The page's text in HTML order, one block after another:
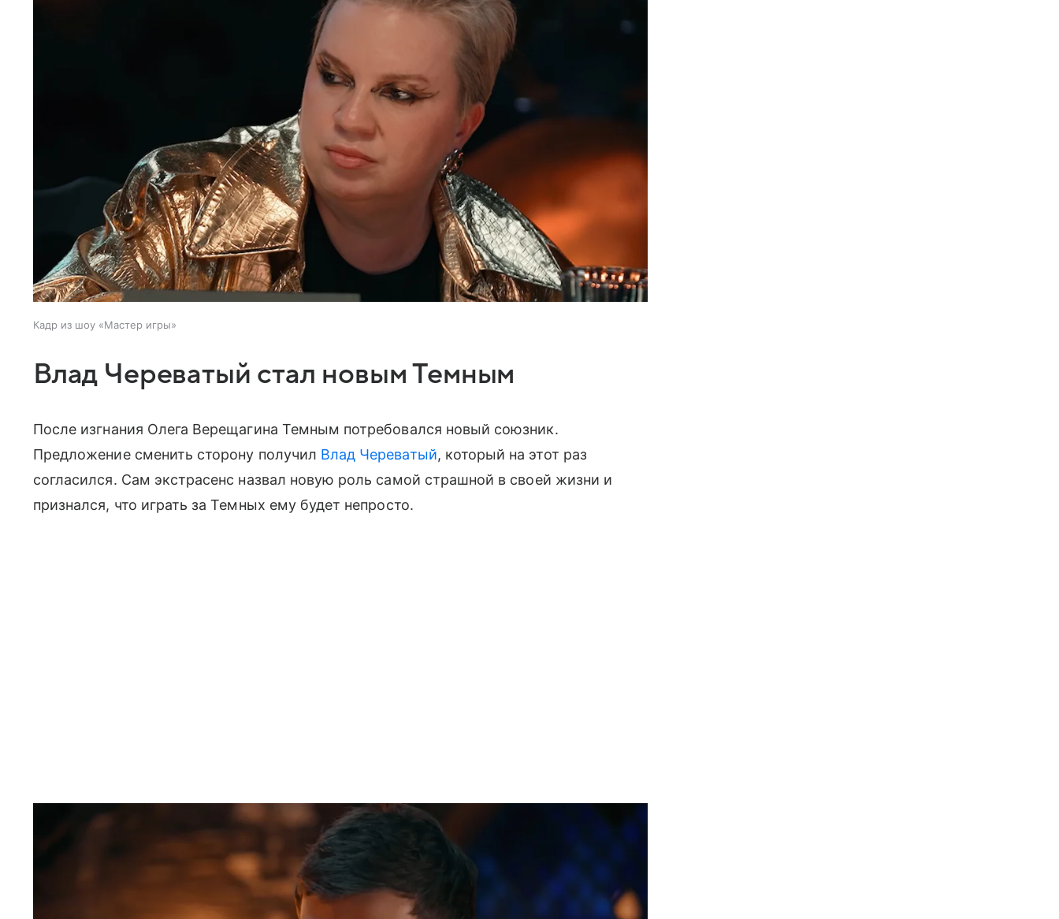
Кадр из шоу «Мастер игры»
Влад Череватый стал новым Темным
После изгнания Олега Верещагина Темным потребовался новый союзник.
Предложение сменить сторону получил Влад Череватый, который на этот раз
согласился. Сам экстрасенс назвал новую роль самой страшной в своей жизни и
признался, что играть за Темных ему будет непросто.